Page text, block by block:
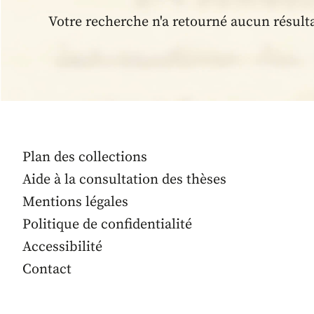
Votre recherche n'a retourné aucun
Plan des collections
Aide à la consultation des thèses
Mentions légales
Politique de confidentialité
Accessibilité
Contact